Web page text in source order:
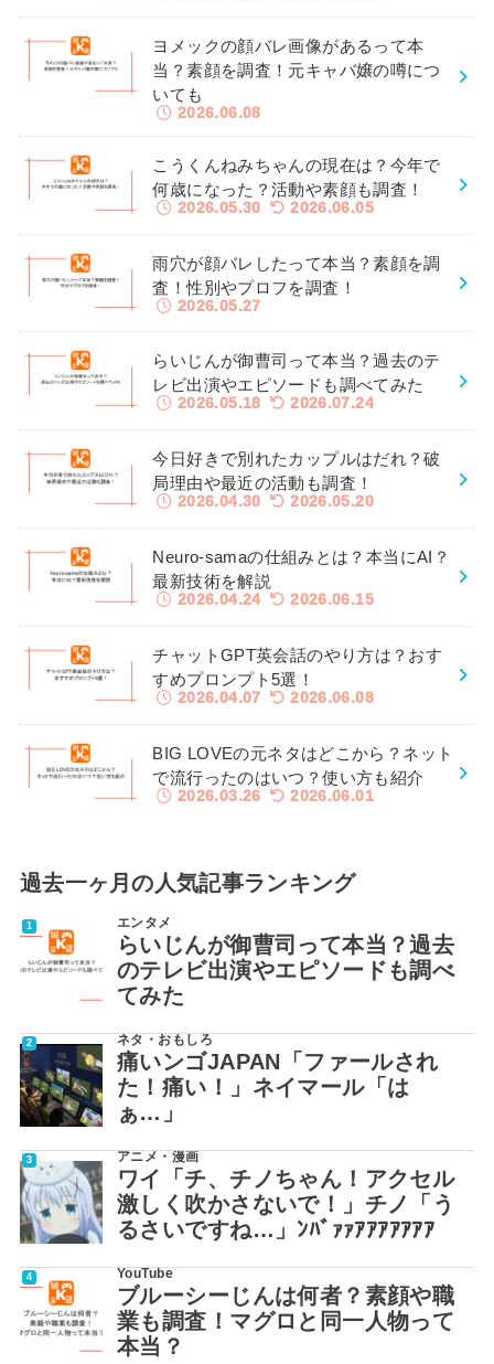
ヨメックの顔バレ画像があるって本
当？素顔を調査！元キャバ嬢の噂につ
いても
2026.06.08
こうくんねみちゃんの現在は？今年で
何歳になった？活動や素顔も調査！
2026.05.30 2026.06.05
雨穴が顔バレしたって本当？素顔を調
査！性別やプロフを調査！
2026.05.27
らいじんが御曹司って本当？過去のテ
レビ出演やエピソードも調べてみた
2026.05.18 2026.07.24
今日好きで別れたカップルはだれ？破
局理由や最近の活動も調査！
2026.04.30 2026.05.20
Neuro-samaの仕組みとは？本当にAI？
最新技術を解説
2026.04.24 2026.06.15
チャットGPT英会話のやり方は？おす
すめプロンプト5選！
2026.04.07 2026.06.08
BIG LOVEの元ネタはどこから？ネット
で流行ったのはいつ？使い方も紹介
2026.03.26 2026.06.01
過去一ヶ月の人気記事ランキング
エンタメ
らいじんが御曹司って本当？過去
のテレビ出演やエピソードも調べ
てみた
ネタ・おもしろ
痛いンゴJAPAN「ファールされ
た！痛い！」ネイマール「は
ぁ…」
アニメ・漫画
ワイ「チ、チノちゃん！アクセル
激しく吹かさないで！」チノ「う
るさいですね…」ﾝﾊﾞｧｧｱｱｱｱｱｱｱ
YouTube
ブルーシーじんは何者？素顔や職
業も調査！マグロと同一人物って
本当？